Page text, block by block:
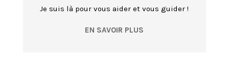
Je suis là pour vous aider et vous guider !
EN SAVOIR PLUS